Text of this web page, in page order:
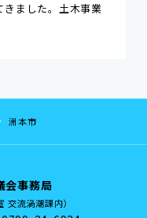
きました。土木事業
洲本市
会事務局
交流渦潮課内）